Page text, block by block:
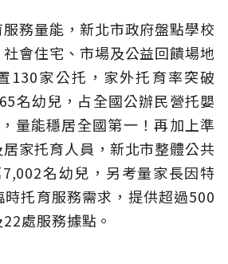
務量能，新北市政府盤點學校
會住宅、市場及公益回饋場地
130家公托，家外托育率突破
名幼兒，占全國公辦民營托嬰
量能穩居全國第一！再加上準
家托育人員，新北市整體公共
名幼兒，另考量家長因特
托育服務需求，提供超過500
處服務據點。